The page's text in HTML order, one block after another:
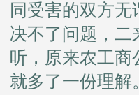
同受害的双方
决不了问题，二
听，原来农工
就多了一份理解